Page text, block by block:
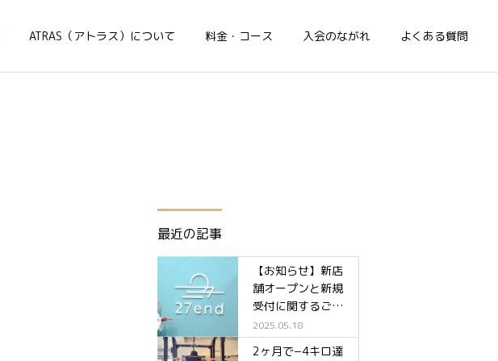
ATRAS（アトラス）について 料金・コース 入会のながれ よくある質問
最近の記事
【お知らせ】新店
舗オープンと新規
受付に関するご案
内✨
2025.05.18
2ヶ月で−4キロ達